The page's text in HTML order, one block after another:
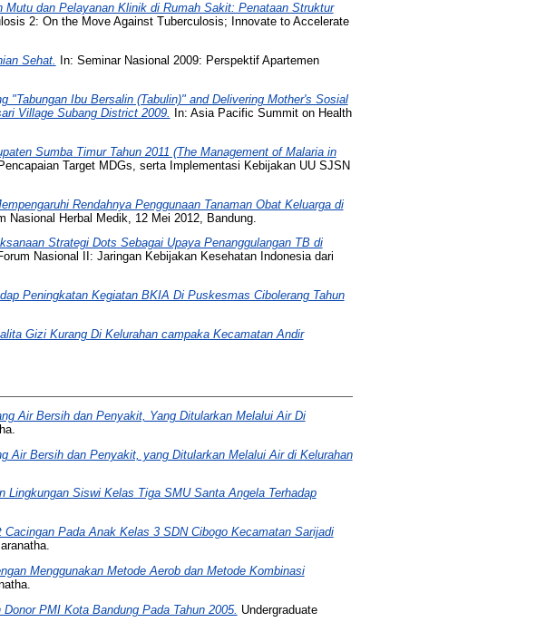
dan Pelayanan Klinik di Rumah Sakit: Penataan Struktur
2: On the Move Against Tuberculosis; Innovate to Accelerate
Sehat.
In: Seminar Nasional 2009: Perspektif Apartemen
"Tabungan Ibu Bersalin (Tabulin)" and Delivering Mother's Sosial
Village Subang District 2009.
In: Asia Pacific Summit on Health
Sumba Timur Tahun 2011 (The Management of Malaria in
Target MDGs, serta Implementasi Kebijakan UU SJSN
Rendahnya Penggunaan Tanaman Obat Keluarga di
Nasional Herbal Medik, 12 Mei 2012, Bandung.
Strategi Dots Sebagai Upaya Penanggulangan TB di
Nasional II: Jaringan Kebijakan Kesehatan Indonesia dari
Peningkatan Kegiatan BKIA Di Puskesmas Cibolerang Tahun
Gizi Kurang Di Kelurahan campaka Kecamatan Andir
Air Bersih dan Penyakit, Yang Ditularkan Melalui Air Di
Air Bersih dan Penyakit, yang Ditularkan Melalui Air di Kelurahan
Lingkungan Siswi Kelas Tiga SMU Santa Angela Terhadap
Pada Anak Kelas 3 SDN Cibogo Kecamatan Sarijadi
Menggunakan Metode Aerob dan Metode Kombinasi
PMI Kota Bandung Pada Tahun 2005. Undergraduate